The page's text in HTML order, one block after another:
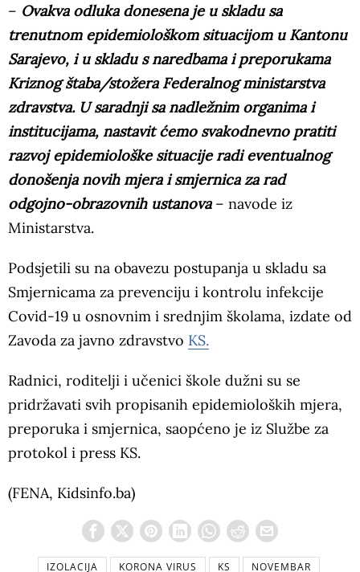
– Ovakva odluka donesena je u skladu sa
trenutnom epidemiološkom situacijom u Kantonu
Sarajevo, i u skladu s naredbama i preporukama
Kriznog štaba/stožera Federalnog ministarstva
zdravstva. U saradnji sa nadležnim organima i
institucijama, nastavit ćemo svakodnevno pratiti
razvoj epidemiološke situacije radi eventualnog
donošenja novih mjera i smjernica za rad
odgojno-obrazovnih ustanova– navode iz
Ministarstva.
Podsjetili su na obavezu postupanja u skladu sa
Smjernicama za prevenciju i kontrolu infekcije
Covid-19 u osnovnim i srednjim školama, izdate od
Zavoda za javno zdravstvo KS.
Radnici, roditelji i učenici škole dužni su se
pridržavati svih propisanih epidemioloških mjera,
preporuka i smjernica, saopćeno je iz Službe za
protokol i press KS.
(FENA, Kidsinfo.ba)
IZOLACIJA KORONA VIRUS KS
NOVEMBAR